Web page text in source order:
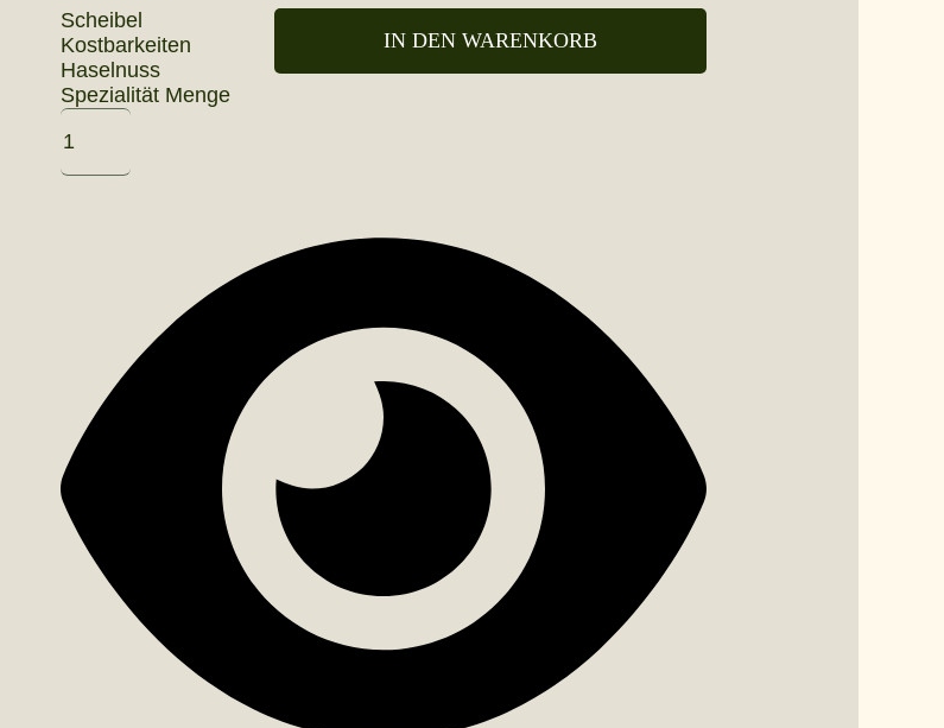
Scheibel
Kostbarkeiten
Haselnuss
Spezialität Menge
IN DEN WARENKORB